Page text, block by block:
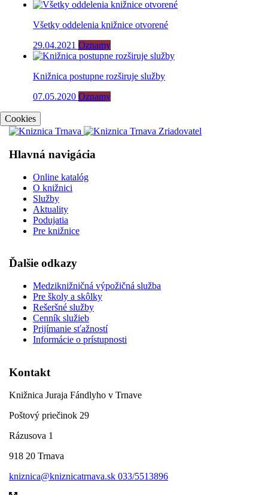
Všetky oddelenia knižnice otvorené
29.04.2021 Oznamy
Knižnica postupne rozširuje služby
07.05.2020 Oznamy
Cookies
Hlavná navigácia
Online katalóg
O knižnici
Služby
Aktuality
Podujatia
Pre knižnice
Ďalšie odkazy
Medziknižničná výpožičná služba
Pre školy a skôlky
Rešeršné služby
Cenník služieb
Prijímanie sťažností
Informácie o prístupnosti
Kontakt
Knižnica Juraja Fándlyho v Trnave
Poštový priečinok 29
Rázusova 1
918 20 Trnava
kniznica@kniznicatrnava.sk 033/5513896